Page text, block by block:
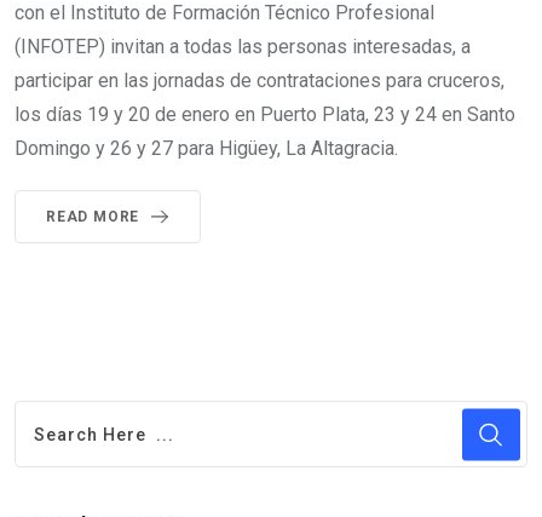
con el Instituto de Formación Técnico Profesional
(INFOTEP) invitan a todas las personas interesadas, a
participar en las jornadas de contrataciones para cruceros,
los días 19 y 20 de enero en Puerto Plata, 23 y 24 en Santo
Domingo y 26 y 27 para Higüey, La Altagracia.
READ MORE